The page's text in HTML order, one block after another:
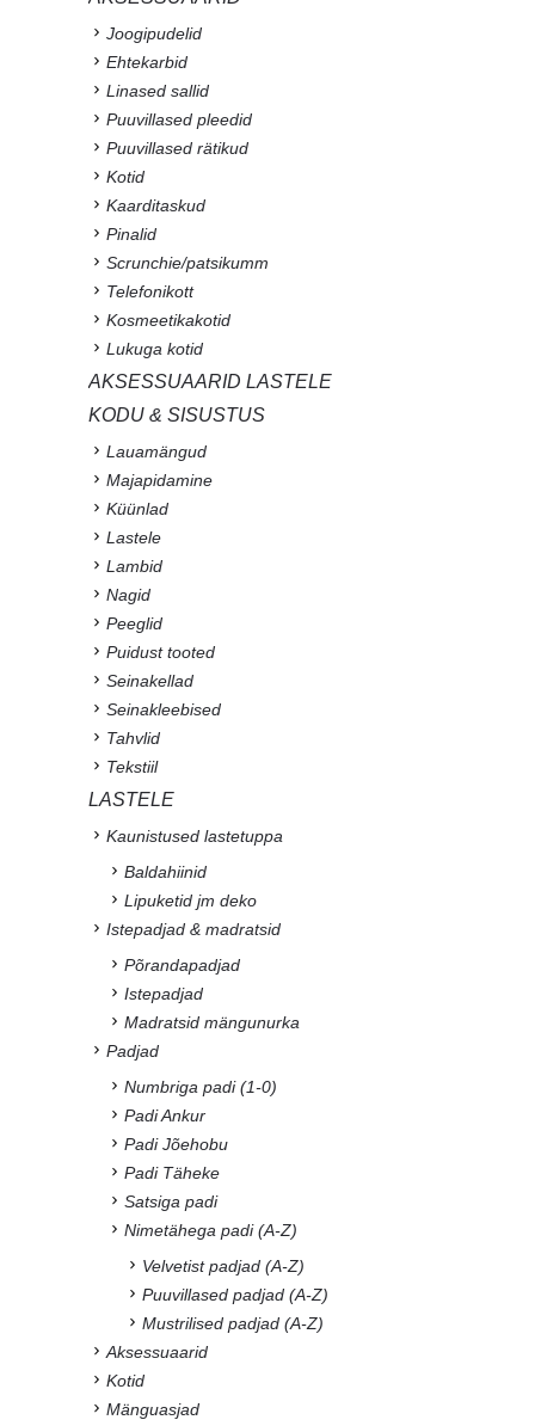
Joogipudelid
Ehtekarbid
Linased sallid
Puuvillased pleedid
Puuvillased rätikud
Kotid
Kaarditaskud
Pinalid
Scrunchie/patsikumm
Telefonikott
Kosmeetikakotid
Lukuga kotid
AKSESSUAARID LASTELE
KODU & SISUSTUS
Lauamängud
Majapidamine
Küünlad
Lastele
Lambid
Nagid
Peeglid
Puidust tooted
Seinakellad
Seinakleebised
Tahvlid
Tekstiil
LASTELE
Kaunistused lastetuppa
Baldahiinid
Lipuketid jm deko
Istepadjad & madratsid
Põrandapadjad
Istepadjad
Madratsid mängunurka
Padjad
Numbriga padi (1-0)
Padi Ankur
Padi Jõehobu
Padi Täheke
Satsiga padi
Nimetähega padi (A-Z)
Velvetist padjad (A-Z)
Puuvillased padjad (A-Z)
Mustrilised padjad (A-Z)
Aksessuaarid
Kotid
Mänguasjad